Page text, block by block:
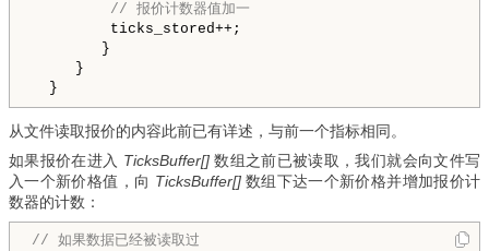
// 报价计数器值加一
ticks_stored++;
}
}
}
从文件读取报价的内容此前已有详述，与前一个指标相同。
如果报价在进入 TicksBuffer[]数组之前已被读取，我们就会向文件写
入一个新价格值，向 TicksBuffer[]数组下达一个新价格并增加报价计
数器的计数：
// 如果数据已经被读取过